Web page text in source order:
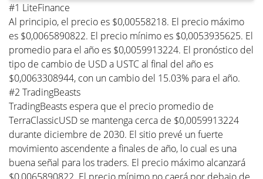
#1 LiteFinance
Al principio, el precio es $0,00558218. El precio máximo
es $0,0065890822. El precio mínimo es $0,0053935625. El
promedio para el año es $0,0059913224. El pronóstico del
tipo de cambio de USD a USTC al final del año es
$0,0063308944, con un cambio del 15.03% para el año.
#2 TradingBeasts
TradingBeasts espera que el precio promedio de
TerraClassicUSD se mantenga cerca de $0,0059913224
durante diciembre de 2030. El sitio prevé un fuerte
movimiento ascendente a finales de año, lo cual es una
buena señal para los traders. El precio máximo alcanzará